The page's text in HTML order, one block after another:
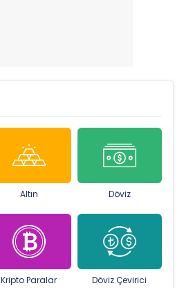
Altın Döviz
Kripto Paralar Döviz Çevirici